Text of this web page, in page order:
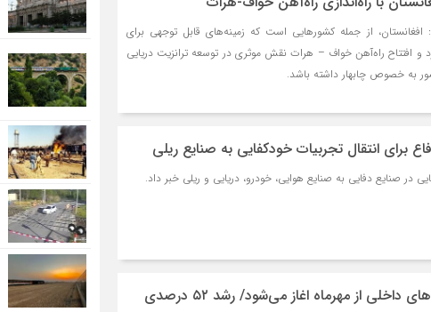
از جمله کشورهایی است که زمینه‌های قابل توجهی برای
و افتتاح راه‌آهن خواف – هرات نقش موثری در توسعه ترانزیت دریایی
به خصوص چابهار داشته باشد.
برای انتقال تجربیات خودکفایی به صنایع ریلی
در صنایع دفایی به صنایع هوایی، خودرو، دریایی و ریلی خبر داد.
نصب ترمز ملی روی واگن‌های داخلی از مهرماه اغاز می‌شود/ رشد ۵۲ درصدی